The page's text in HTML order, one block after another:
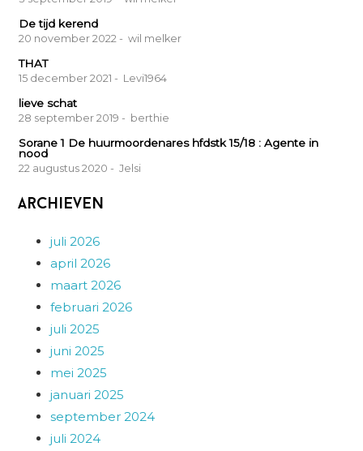
De tijd kerend
20 november 2022 - wil melker
THAT
15 december 2021 - Levi1964
lieve schat
28 september 2019 - berthie
Sorane 1 De huurmoordenares hfdstk 15/18 : Agente in
nood
22 augustus 2020 - Jelsi
Archieven
juli 2026
april 2026
maart 2026
februari 2026
juli 2025
juni 2025
mei 2025
januari 2025
september 2024
juli 2024